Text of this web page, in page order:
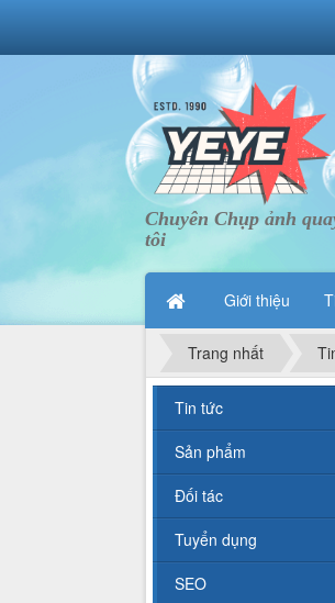
Chuyên Chụp ảnh
tôi
Giới thiệu
Trang nhất
Tin tức
Sản phẩm
Đối tác
Tuyển dụng
SEO